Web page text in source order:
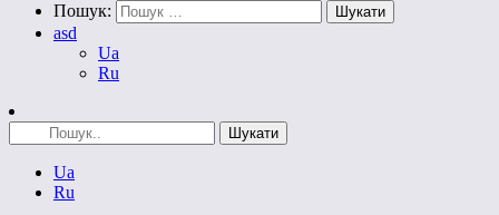
Пошук:
asd
Ua
Ru
Ua
Ru